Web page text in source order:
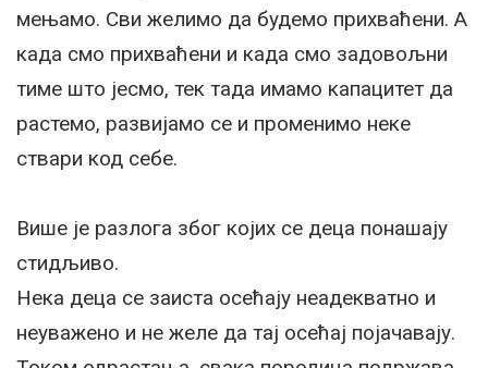
мењамо. Сви желимо да будемо прихваћени. А
када смо прихваћени и када смо задовољни
тиме што јесмо, тек тада имамо капацитет да
растемо, развијамо се и променимо неке
ствари код себе.
Више је разлога због којих се деца понашају
стидљиво.
Нека деца се заиста осећају неадекватно и
неуважено и не желе да тај осећај појачавају.